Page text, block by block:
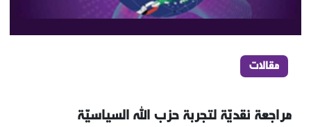
مقالات
مراجعة نقديّة لتجربة حزب الله السياسيّة